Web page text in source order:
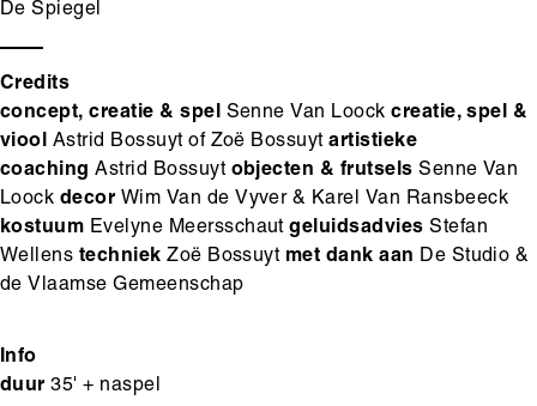
De Spiegel
Credits
concept, creatie & spel Senne Van Loockcreatie, spel &
viool Astrid Bossuyt of Zoë Bossuytartistieke
coaching Astrid Bossuyt objecten & frutsels Senne Van
Loock decor Wim Van de Vyver & Karel Van Ransbeeck
kostuum Evelyne Meersschautgeluidsadvies Stefan
Wellens techniek Zoë Bossuyt met dank aan De Studio &
de Vlaamse Gemeenschap
Info
duur 35' + naspel